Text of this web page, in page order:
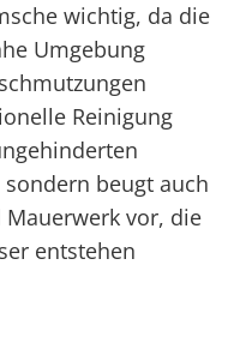
wichtig, da die
Umgebung
Reinigung
beugt auch
Mauerwerk vor, die
entstehen